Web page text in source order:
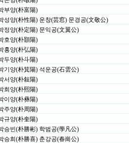
부양(朴富陽)
성양(朴性陽) 운창(芸窓) 문경공(文敬公)
정양(朴定陽) 문익공(文翼公)
호양(朴顥陽)
홍양(朴弘陽)
두양(朴斗陽)
기양(朴箕陽) 석운공(石雲公)
서양(朴敍陽)
희양(朴熙陽)
이양(朴彝陽)
주양(朴周陽)
규양(朴奎陽)
승빈(朴勝彬) 학범공(學凡公)
승희(朴勝喜) 춘강공(春崗公)